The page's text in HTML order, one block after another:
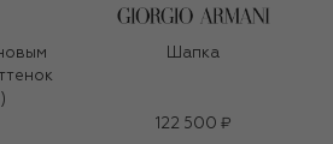
Шапка
122 500 ₽